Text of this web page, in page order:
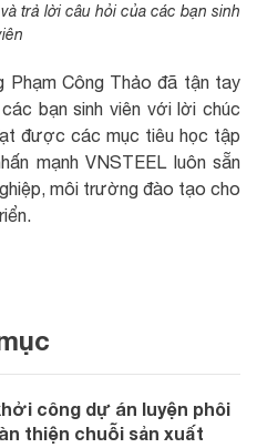
trả lời câu hỏi của các bạn sinh
Phạm Công Thảo đã tận tay
bạn sinh viên với lời chúc
được các mục tiêu học tập
mạnh VNSTEEL luôn sẵn
môi trường đào tạo cho
công dự án luyện phôi
thiện chuỗi sản xuất